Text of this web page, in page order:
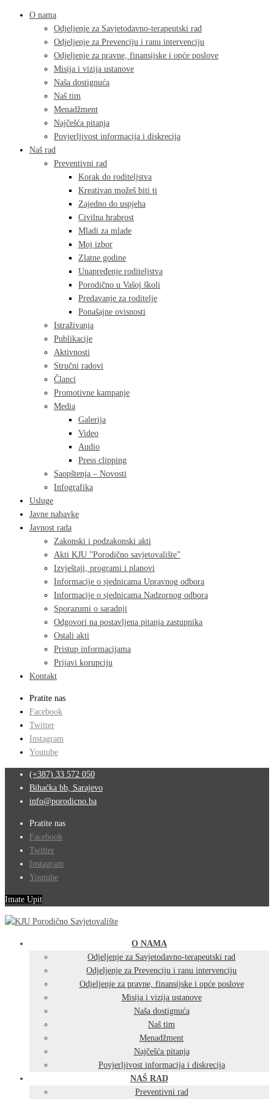
O nama
Odjeljenje za Savjetodavno-terapeutski rad
Odjeljenje za Prevenciju i ranu intervenciju
Odjeljenje za pravne, finansijske i opće poslove
Misija i vizija ustanove
Naša dostignuća
Naš tim
Menadžment
Najčešća pitanja
Povjerljivost informacija i diskrecija
Naš rad
Preventivni rad
Korak do roditeljstva
Kreativan možeš biti ti
Zajedno do uspjeha
Civilna hrabrost
Mladi za mlade
Moj izbor
Zlatne godine
Unapređenje roditeljstva
Porodično u Vašoj školi
Predavanje za roditelje
Ponašajne ovisnosti
Istraživanja
Publikacije
Aktivnosti
Stručni radovi
Članci
Promotivne kampanje
Media
Galerija
Video
Audio
Press clipping
Saopštenja – Novosti
Infografika
Usluge
Javne nabavke
Javnost rada
Zakonski i podzakonski akti
Akti KJU ”Porodično savjetovalište”
Izvještaji, programi i planovi
Informacije o sjednicama Upravnog odbora
Informacije o sjednicama Nadzornog odbora
Sporazumi o saradnji
Odgovori na postavljena pitanja zastupnika
Ostali akti
Pristup informacijama
Prijavi korupciju
Kontakt
Pratite nas
Facebook
Twitter
Instagram
Youtube
(+387) 33 572 050
Bihaćka bb, Sarajevo
info@porodicno.ba
Pratite nas
Facebook
Twitter
Instagram
Youtube
Imate Upit
O NAMA
Odjeljenje za Savjetodavno-terapeutski rad
Odjeljenje za Prevenciju i ranu intervenciju
Odjeljenje za pravne, finansijske i opće poslove
Misija i vizija ustanove
Naša dostignuća
Naš tim
Menadžment
Najčešća pitanja
Povjerljivost informacija i diskrecija
NAŠ RAD
Preventivni rad